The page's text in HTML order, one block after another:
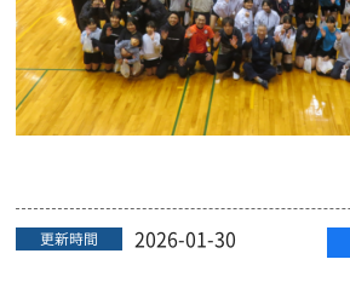
更新時間 2026-01-30